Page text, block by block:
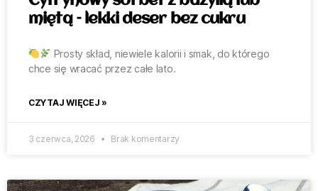
miętą – lekki deser bez cukru
Prosty skład, niewiele kalorii i smak, do którego
chce się wracać przez całe lato.
CZYTAJ WIĘCEJ »
3 czerwca, 2026 Brak komentarzy